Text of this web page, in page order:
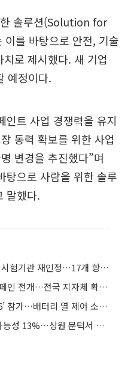
한 솔루션(Solution for
를 바탕으로 안전, 기술
로 제시했다. 새 기업
예정이다.
인트 사업 경쟁력을 유지
동력 확보를 위한 사업
변경을 추진했다”며
탕으로 사람을 위한 솔루
말했다.
삼화페인트, KOLAS 국제공인시험기관 재인정…17개 항목 확보
삼화페인트, 3대 재난 안심 캠페인 전개…전국 지자체 확대 추진
삼화페인트, ‘인터배터리 2026’ 참가…배터리 열 제어 소재 공개
美 클래리티 법안 연내 통과 가능성 13%…상원 문턱서 제동